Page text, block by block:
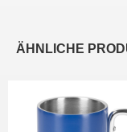
ÄHNLICHE